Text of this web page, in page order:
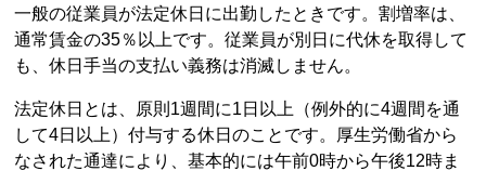
一般の従業員が法定休日に出勤したときです。割増率は、
通常賃金の35％以上です。従業員が別日に代休を取得して
も、休日手当の支払い義務は消滅しません。
法定休日とは、原則1週間に1日以上（例外的に4週間を通
して4日以上）付与する休日のことです。厚生労働省から
なされた通達により、基本的には午前0時から午後12時ま